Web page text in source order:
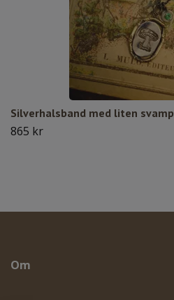
Silverhalsband med liten svamp
865 kr
Om